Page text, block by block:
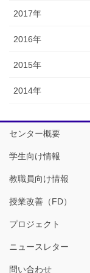
2017年
2016年
2015年
2014年
センター概要
学生向け情報
教職員向け情報
授業改善（FD）
プロジェクト
ニュースレター
問い合わせ